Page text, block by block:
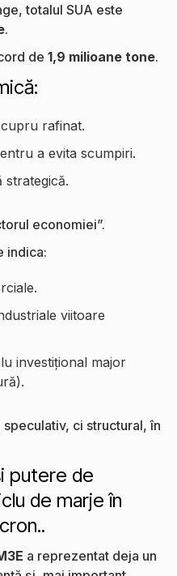
totalul SUA este
.
de 1,9 milioane tone.
rafinat.
a evita scumpiri.
strategică.
economiei”.
indica:
viitoare
investițional major
ci structural, în
putere de
de marje în
a reprezentat deja un